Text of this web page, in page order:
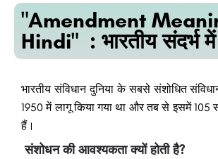
"Amendment
Hindi" : भारतीय संदर्भ
भारतीय संविधान दुनिया के सबसे संशोधित
1950 में लागू किया गया था और तब से इसमें 105
हैं।
संशोधन की आवश्यकता क्यों होती है?